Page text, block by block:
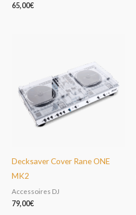
65,00€
Decksaver Cover Rane ONE
MK2
Accessoires DJ
79,00€